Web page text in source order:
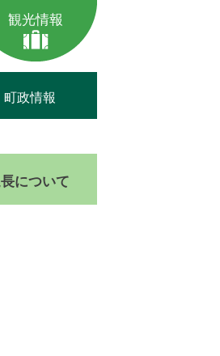
観光情報
町政情報
について